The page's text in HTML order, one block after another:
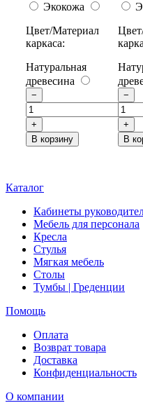
Экокожа
Цвет/Материал
каркаса:
Натуральная
древесина
−
+
В корзину
−
+
В
Каталог
Кабинеты
Мебель для персонала
Кресла
Стулья
Мягкая мебель
Столы
Тумбы | Греденции
Помощь
Оплата
Возврат товара
Доставка
Конфиденциальность
О компании